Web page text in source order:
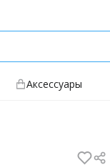
Аксессуары